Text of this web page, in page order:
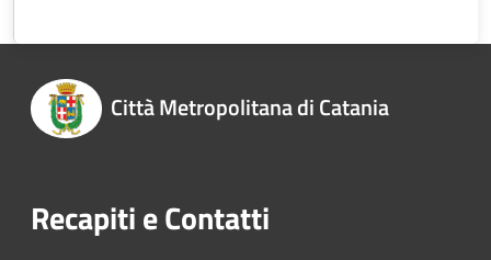
Città Metropolitana di Catania
Recapiti e Contatti